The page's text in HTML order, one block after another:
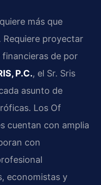
más que
Requiere proyectar
financieras de por
P.C., el Sr. Sris
asunto de
Los Of
cuentan con amplia
con
economistas y